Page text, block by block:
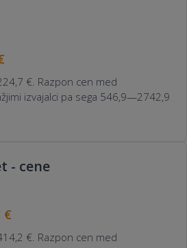
€. Razpon cen med
izvajalci pa sega 546,9—2742,9
- cene
€
€. Razpon cen med